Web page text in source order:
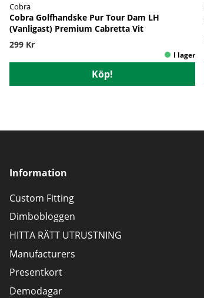
Cobra
Cobra Golfhandske Pur Tour Dam LH
(Vanligast) Premium Cabretta Vit
299 Kr
Köp!
Information
Custom Fitting
Dimbobloggen
HITTA RÄTT UTRUSTNING
Manufacturers
Presentkort
Demodagar